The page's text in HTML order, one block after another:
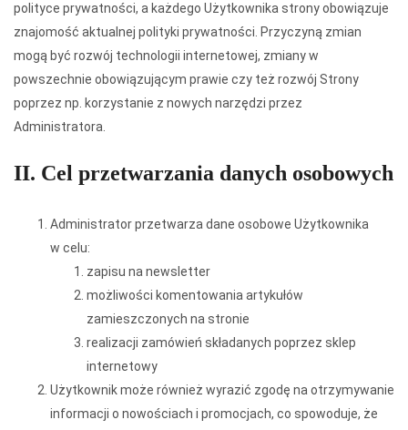
polityce prywatności, a każdego Użytkownika strony obowiązuje
znajomość aktualnej polityki prywatności. Przyczyną zmian
mogą być rozwój technologii internetowej, zmiany w
powszechnie obowiązującym prawie czy też rozwój Strony
poprzez np. korzystanie z nowych narzędzi przez
Administratora.
II. Cel przetwarzania danych osobowych
Administrator przetwarza dane osobowe Użytkownika
w celu:
zapisu na newsletter
możliwości komentowania artykułów
zamieszczonych na stronie
realizacji zamówień składanych poprzez sklep
internetowy
Użytkownik może również wyrazić zgodę na otrzymywanie
informacji o nowościach i promocjach, co spowoduje, że